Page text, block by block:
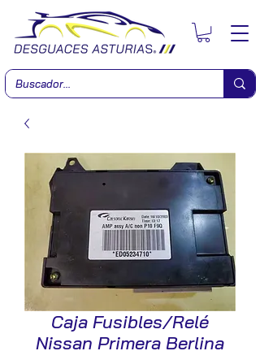
Caja Fusibles/Relé
Nissan Primera Berlina